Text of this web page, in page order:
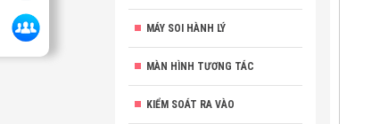
MÁY SOI HÀNH LÝ
MÀN HÌNH TƯƠNG TÁC
KIỂM SOÁT RA VÀO